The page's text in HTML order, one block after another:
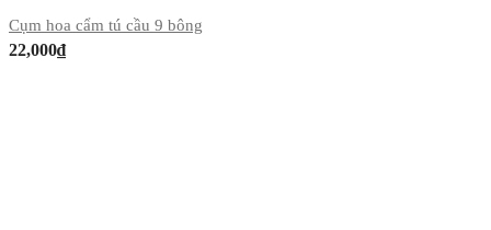
Cụm hoa cẩm tú cầu 9 bông
22,000₫